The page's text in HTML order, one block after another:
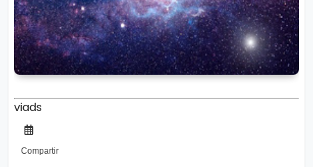
viads
Compartir